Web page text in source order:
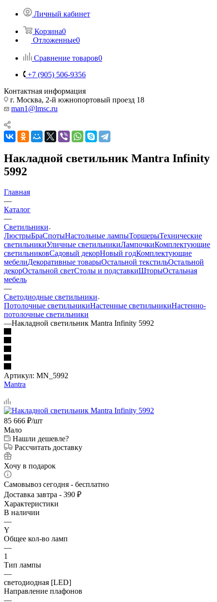
Личный кабинет
Корзина0
Отложенные0
Сравнение товаров0
+7 (905) 506-9356
Контактная информация
г. Москва, 2-й южнопортовый проезд 18
man1@lmsc.ru
Накладной светильник Mantra Infinity
5992
Главная
—
Каталог
—
Светильники
ЛюстрыБраСпотыНастольные лампыТоршерыТехнические
светильникиУличные светильникиЛампочкиКомплектующие
светильниковСадовый декорНовый годКомплектующие
мебелиДекоративные товарыОстальной текстильОстальной
декорОстальной светСтолы и подставкиШторыОстальная
мебель
—
Светодиодные светильники
Потолочные светильникиНастенные светильникиНастенно-
потолочные светильники
—Накладной светильник Mantra Infinity 5992
Артикул: MN_5992
Mantra
85 666 ₽/шт
Мало
Нашли дешевле?
Рассчитать доставку
Хочу в подарок
Самовывоз сегодня - бесплатно
Доставка завтра - 390 ₽
Характеристики
В наличии
—
Y
Общее кол-во ламп
—
1
Тип лампы
—
светодиодная [LED]
Направление плафонов
—